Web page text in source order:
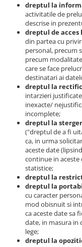
dreptul la
activitatile de
descrise in
dreptul de acces
din partea cu
personal, precum
precum
care se face
destinatari ai
dreptul la
intarzieri
inexacte/
incomplete;
dreptul la
("dreptul de a fi
ca, in urma
aceste date
continue in
statistice;
dreptul la
dreptul la
cu caracter
mod obisnuit si
ca aceste date sa
date, in masura in
lege;
dreptul la